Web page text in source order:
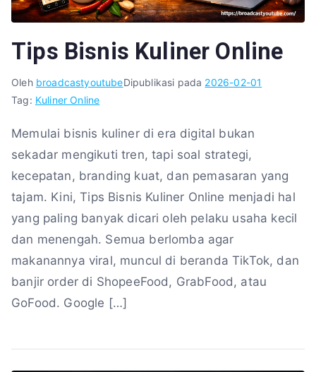
Tips Bisnis Kuliner Online
Oleh broadcastyoutubeDipublikasi pada 2026-02-01
Tag: Kuliner Online
Memulai bisnis kuliner di era digital bukan
sekadar mengikuti tren, tapi soal strategi,
kecepatan, branding kuat, dan pemasaran yang
tajam. Kini, Tips Bisnis Kuliner Online menjadi hal
yang paling banyak dicari oleh pelaku usaha kecil
dan menengah. Semua berlomba agar
makanannya viral, muncul di beranda TikTok, dan
banjir order di ShopeeFood, GrabFood, atau
GoFood. Google […]